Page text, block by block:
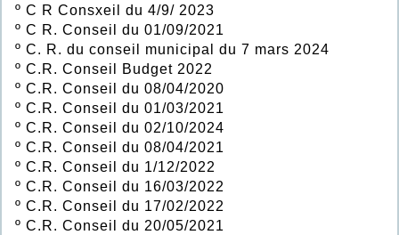
º C R Consxeil du 4/9/ 2023
º C R. Conseil du 01/09/2021
º C. R. du conseil municipal du 7 mars 2024
º C.R. Conseil Budget 2022
º C.R. Conseil du 08/04/2020
º C.R. Conseil du 01/03/2021
º C.R. Conseil du 02/10/2024
º C.R. Conseil du 08/04/2021
º C.R. Conseil du 1/12/2022
º C.R. Conseil du 16/03/2022
º C.R. Conseil du 17/02/2022
º C.R. Conseil du 20/05/2021